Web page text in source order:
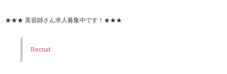
★★★ 美容師さん求人募集中です！★★★
Recruit